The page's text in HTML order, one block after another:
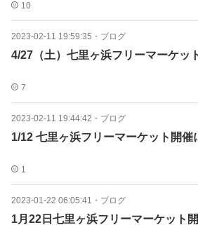
10
2023-02-11 19:59:35 ・ ブログ
4/27（土）七里ヶ浜フリーマーケッ
7
2023-02-11 19:44:42 ・ ブログ
1/12 七里ヶ浜フリーマーケット開催
1
2023-01-22 06:05:41 ・ ブログ
1月22日七里ヶ浜フリーマーケット